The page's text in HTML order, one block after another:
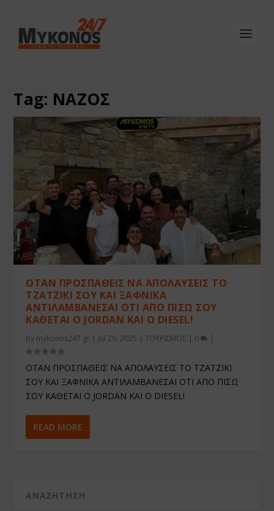
Tag: ΝΑΖΟΣ
ΟΤΑΝ ΠΡΟΣΠΑΘΕΙΣ ΝΑ ΑΠΟΛΑΥΣΕΙΣ ΤΟ
ΤΖΑΤΖΙΚΙ ΣΟΥ ΚΑΙ ΞΑΦΝΙΚΑ
ΑΝΤΙΛΑΜΒΑΝΕΣΑΙ ΟΤΙ ΑΠΟ ΠΙΣΩ ΣΟΥ
ΚΑΘΕΤΑΙ Ο JORDAN KAI O DIESEL!
by mykonos247.gr | Jul 29, 2025 |ΤΟΥΡΙΣΜΟΣ | 0 |
ΟΤΑΝ ΠΡΟΣΠΑΘΕΙΣ ΝΑ ΑΠΟΛΑΥΣΕΙΣ ΤΟ ΤΖΑΤΖΙΚΙ
ΣΟΥ ΚΑΙ ΞΑΦΝΙΚΑ ΑΝΤΙΛΑΜΒΑΝΕΣΑΙ ΟΤΙ ΑΠΟ ΠΙΣΩ
ΣΟΥ ΚΑΘΕΤΑΙ Ο JORDAN KAI O DIESEL!
READ MORE